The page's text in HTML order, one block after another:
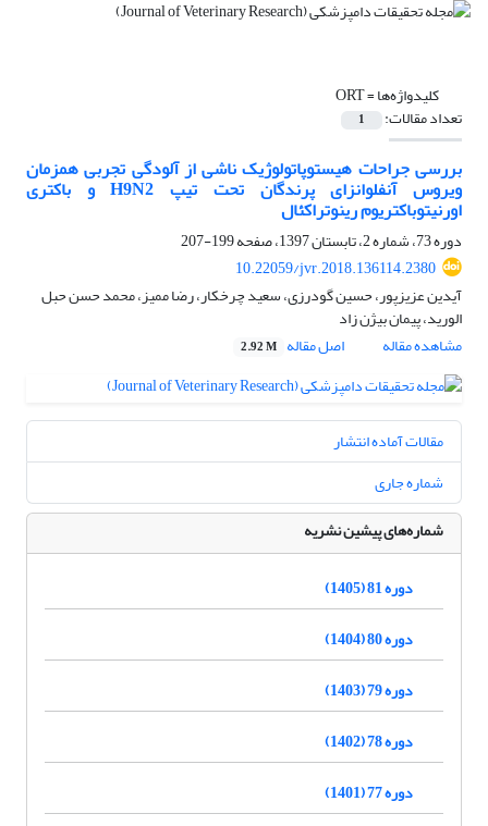
کلیدواژه‌ها =ORT
تعداد مقالات: 1
بررسی جراحات هیستوپاتولوژیک ناشی از آلودگی تجربی همزمان
ویروس آنفلوانزای پرندگان تحت تیپ H9N2 و باکتری
اورنیتوباکتریوم رینوتراکئال
دوره 73، شماره 2، تابستان 1397، صفحه
199-207
10.22059/jvr.2018.136114.2380
آیدین عزیزپور، حسین گودرزی، سعید چرخکار، رضا ممیز، محمد حسن حبل
الورید، پیمان بیژن زاد
مشاهده مقاله
اصل مقاله 2.92 M
مقالات آماده انتشار
شماره جاری
شماره‌های پیشین نشریه
دوره 81 (1405)
دوره 80 (1404)
دوره 79 (1403)
دوره 78 (1402)
دوره 77 (1401)